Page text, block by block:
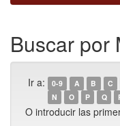
Buscar por
Ir a: 0-9 A B C
N
O P Q
O introducir las